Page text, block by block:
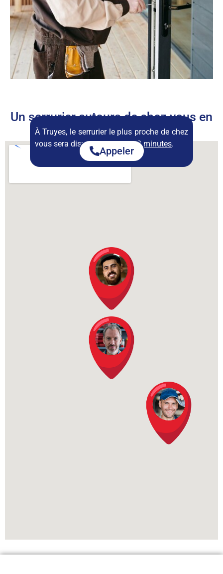
Un serrurier autours de chez vous en
permanence
À Truyes, le serrurier le plus proche de chez
vous sera disponible dans :10 minutes.
Appeler